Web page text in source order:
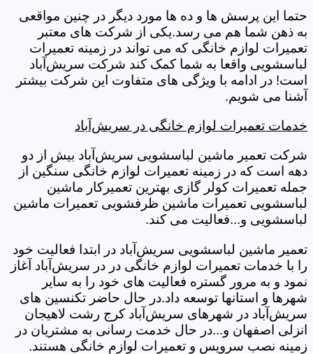
حتما این پرسش ها و ده ها مورد دیگر در چنین مواقعی
به ذهن شما هم می رسد.یکی از شرکت های معتبر
تعمیرات لوازم خانگی که می تواند در زمینه تعمیرات
لباسشویی واقعا به شما کمک کند شرکت سریش‌آباد
است! در ادامه با ویژگی های متفاوت این شرکت بیشتر
آشنا می شویم.
خدمات تعمیرات لوازم خانگی در سریش‌آباد
شرکت تعمیر ماشین لباسشویی سریش‌آباد بیش از دو
دهه است که در زمینه تعمیرات لوازم خانگی سنگین از
جمله تعمیرات کولر گازی بهترین تعمیرکار ماشین
لباسشویی تعمیرات ماشین ظرفشویی تعمیرات ماشین
لباسشویی و...فعالیت می کند.
تعمیر ماشین لباسشویی سریش‌آباد در ابتدا فعالیت خود
را با خدمات تعمیرات لوازم خانگی در در سریش‌آباد آغاز
نمود و به مرور گستره فعالیت های خود را به سایر
شهرها و استانها توسعه داد.در حال حاضر تکنسین های
سریش‌آباد در شهرهای سریش‌آباد کرج رشت لاهیجان
انزلی اصفهان و...در حال خدمت رسانی به مشتریان در
زمینه نصب سرویس و تعمیرات لوازم خانگی هستند.